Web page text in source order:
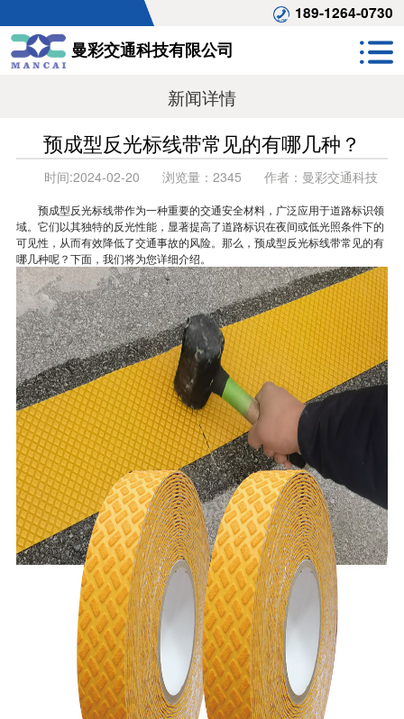
189-1264-0730
曼彩交通科技有限公司
新闻详情
预成型反光标线带常见的有哪几种？
时间:2024-02-20 浏览量： 2345 作者： 曼彩交通科技
预成型反光标线带作为一种重要的交通安全材料，广泛应用于道路标识领
域。它们以其独特的反光性能，显著提高了道路标识在夜间或低光照条件下的
可见性，从而有效降低了交通事故的风险。那么，预成型反光标线带常见的有
哪几种呢？下面，我们将为您详细介绍。